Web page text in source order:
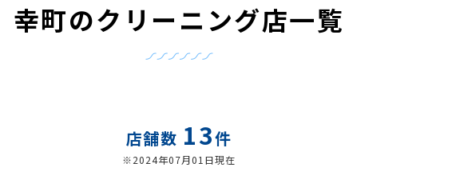
幸町のクリーニング店一覧
店舗数 13件
※2024年07月01日現在